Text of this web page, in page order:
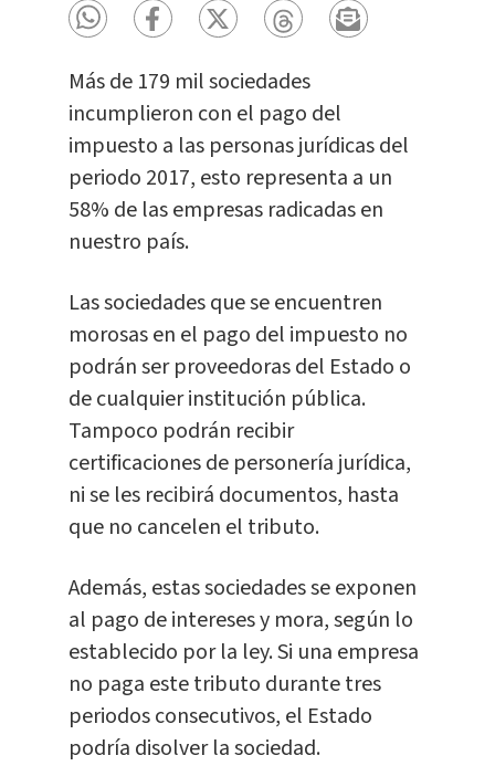
Más de 179 mil sociedades
incumplieron con el pago del
impuesto a las personas jurídicas del
periodo 2017, esto representa a un
58% de las empresas radicadas en
nuestro país.
Las sociedades que se encuentren
morosas en el pago del impuesto no
podrán ser proveedoras del Estado o
de cualquier institución pública.
Tampoco podrán recibir
certificaciones de personería jurídica,
ni se les recibirá documentos, hasta
que no cancelen el tributo.
Además, estas sociedades se exponen
al pago de intereses y mora, según lo
establecido por la ley. Si una empresa
no paga este tributo durante tres
periodos consecutivos, el Estado
podría disolver la sociedad.